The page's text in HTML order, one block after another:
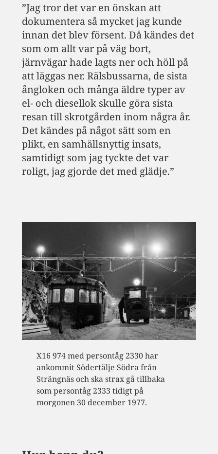
”Jag tror det var en önskan att
dokumentera så mycket jag kunde
innan det blev försent. Då kändes det
som om allt var på väg bort,
järnvägar hade lagts ner och höll på
att läggas ner. Rälsbussarna, de sista
ångloken och många äldre typer av
el- och diesellok skulle göra sista
resan till skrotgården inom några år.
Det kändes på något sätt som en
plikt, en samhällsnyttig insats,
samtidigt som jag tyckte det var
roligt, jag gjorde det med glädje.”
X16 974 med persontåg 2330 har
ankommit Södertälje Södra från
Strängnäs och ska strax gå tillbaka
som persontåg 2333 tidigt på
morgonen 30 december 1977.